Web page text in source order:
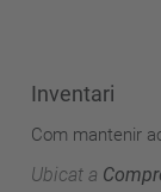
Inventari
Com mantenir
Ubicat a